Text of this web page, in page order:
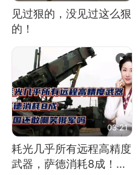
见过狠的，没见过这么狠
的！
03:21
耗光几乎所有远程高精度
武器，萨德消耗8成！美